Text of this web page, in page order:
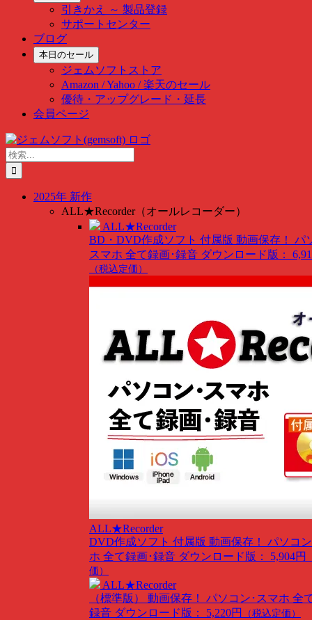
引きかえ ～ 製品登録
サポートセンター
ブログ
本日のセール
ジェムソフトストア
Amazon / Yahoo / 楽天のセール
優待・アップグレード・延長
会員ページ
Skip
to
content
検
索
…
2025年 新作
ALL★Recorder（オールレコーダー）
ALL★Recorder
BD・DVD作成ソフト 付属版 動画保存！ パ
スマホ 全て録画･録音 ダウンロード版：
（税込定価）
ALL★Recorder
DVD作成ソフト 付属版 動画保存！ パソコ
ホ 全て録画･録音 ダウンロード版： 5,904円
価）
ALL★Recorder
（標準版） 動画保存！ パソコン･スマホ 全
録音 ダウンロード版： 5,220円 （税込定価）